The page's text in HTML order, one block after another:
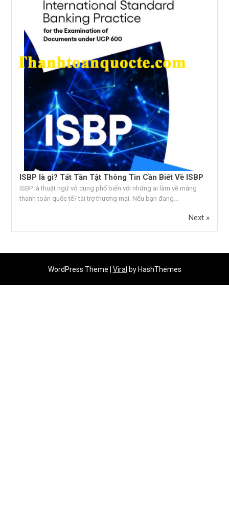
ISBP là gì? Tất Tần Tật Thông Tin Cần Biết Về ISBP
ISBP là thuật ngữ vô cùng phổ biến với những ai làm về mảng
thanh toán quốc tế/ tài trợ thương mại. Nếu bạn đang...
Next »
WordPress Theme | Viral by HashThemes